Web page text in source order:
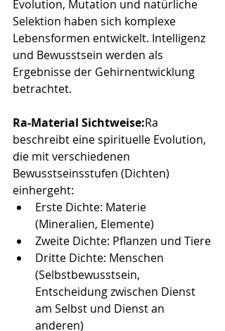
Evolution, Mutation und natürliche
Selektion haben sich komplexe
Lebensformen entwickelt. Intelligenz
und Bewusstsein werden als
Ergebnisse der Gehirnentwicklung
betrachtet.
Ra-Material Sichtweise:Ra
beschreibt eine spirituelle Evolution,
die mit verschiedenen
Bewusstseinsstufen (Dichten)
einhergeht:
Erste Dichte: Materie
(Mineralien, Elemente)
Zweite Dichte: Pflanzen und Tiere
Dritte Dichte: Menschen
(Selbstbewusstsein,
Entscheidung zwischen Dienst
am Selbst und Dienst an
anderen)